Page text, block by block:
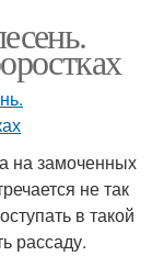
на замоченных
не так
в такой
рассаду.